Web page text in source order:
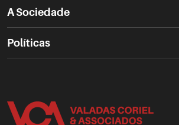
A Sociedade
Políticas